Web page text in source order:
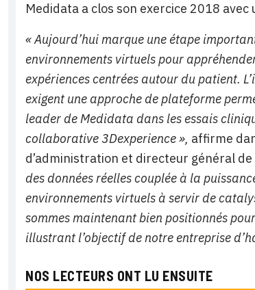
Medidata a clos son exercice 2018
« Aujourd’hui marque une étape
environnements virtuels pour
expériences centrées autour du patient.
exigent une approche de plateforme
leader de Medidata dans les essais
collaborative 3Dexperience », affirme
d’administration et directeur général de
des données réelles couplée à la
environnements virtuels à servir de
sommes maintenant bien positionnés
illustrant l’objectif de notre entreprise
NOS LECTEURS ONT LU ENSUITE